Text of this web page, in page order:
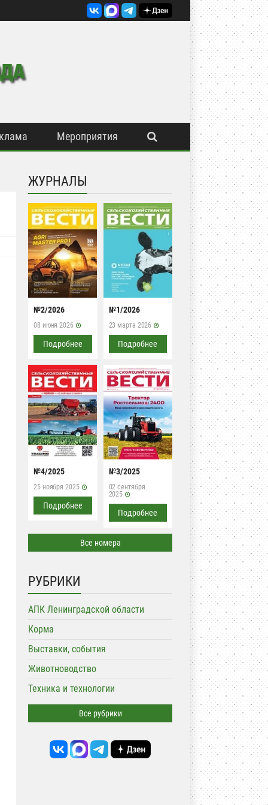
Мероприятия
ЖУРНАЛЫ
№2/2026
08 июня 2026
Подробнее
№1/2026
23 марта 2026
Подробнее
№4/2025
25 ноября 2025
Подробнее
№3/2025
02 сентября
2025
Подробнее
Все номера
РУБРИКИ
АПК Ленинградской области
Корма
Выставки, события
Животноводство
Техника и технологии
Все рубрики